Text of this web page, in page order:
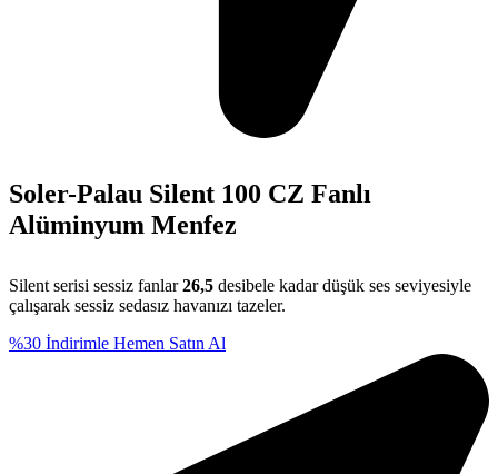
Soler-Palau Silent 100 CZ Fanlı
Alüminyum Menfez
Silent serisi sessiz fanlar26,5 desibele kadar düşük ses seviyesiyle
çalışarak sessiz sedasız havanızı tazeler.
%30 İndirimle Hemen Satın Al